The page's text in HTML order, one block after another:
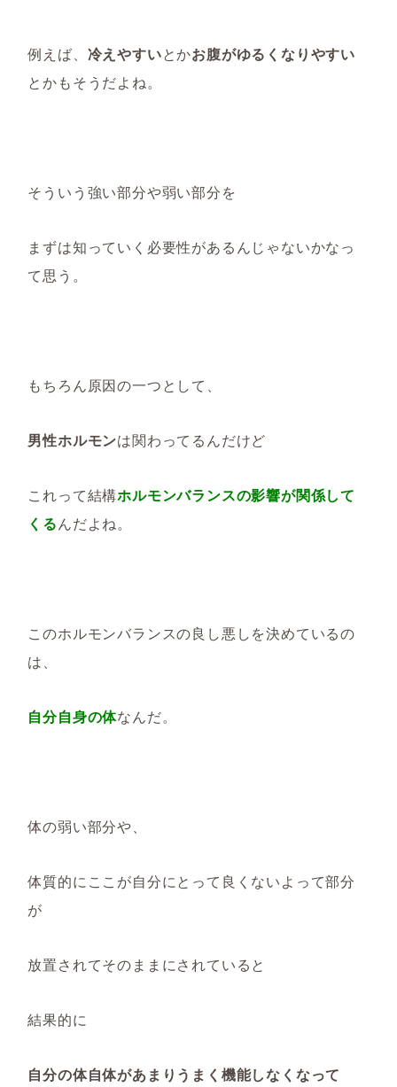
例えば、 冷えやすいとかお腹がゆるくなりやすい
とかもそうだよね。
そういう強い部分や弱い部分を
まずは知っていく必要性があるんじゃないかなっ
て思う。
もちろん原因の一つとして、
男性ホルモンは関わってるんだけど
これって結構ホルモンバランスの影響が関係して
くるんだよね。
このホルモンバランスの良し悪しを決めているの
は、
自分自身の体なんだ。
体の弱い部分や、
体質的にここが自分にとって良くないよって部分
が
放置されてそのままにされていると
結果的に
自分の体自体があまりうまく機能しなくなって